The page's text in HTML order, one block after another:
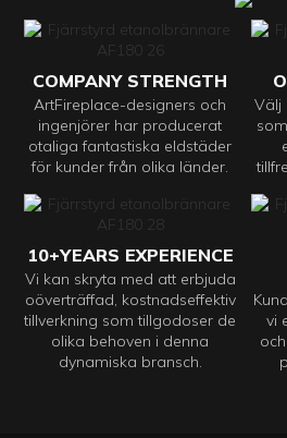
COMPANY STRENGTH
ArtFireplace-designers och
ingenjörer har producerat
otaliga fantastiska eldstäder
för kunder från olika länder.
Välj
10+YEARS EXPERIENCE
Vi kan skryta med att erbjuda
oöverträffad, kostnadseffektiv
tillverkning som tillgodoser de
olika behoven i denna
dynamiska bransch.
vi